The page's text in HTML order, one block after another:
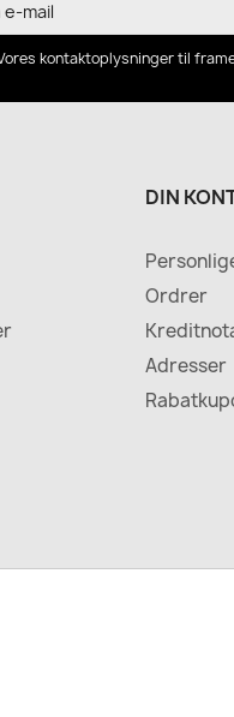
kontaktoplysninger til
DIN
Ordrer
Adresser